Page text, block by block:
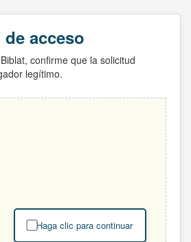
acceso
confirme que la solicitud
legítimo.
Haga clic para continuar